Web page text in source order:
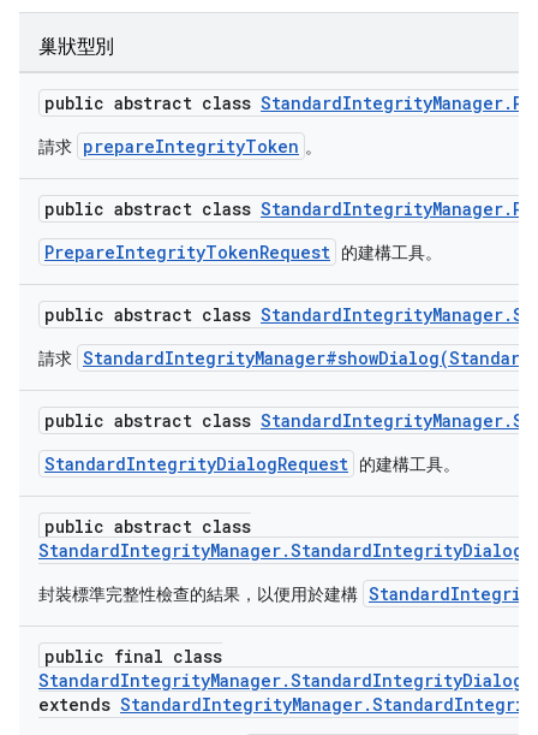
巢狀型別
public abstract class
請求 prepareIntegrityToken 。
public abstract class
PrepareIntegrityTokenRequest 的建構工具。
public abstract class
請求
public abstract class
StandardIntegrityDialogRequest 的建構工具。
public abstract class
封裝標準完整性檢查的結果，以便用於建構
public final class
extends